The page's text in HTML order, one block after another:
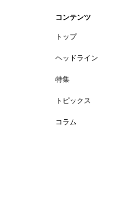
コンテンツ
トップ
ヘッドライン
特集
トピックス
コラム